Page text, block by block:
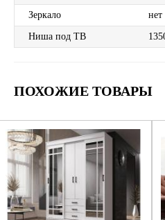
Зеркало нет
Ниша под ТВ
ПОХОЖИЕ ТОВАРЫ